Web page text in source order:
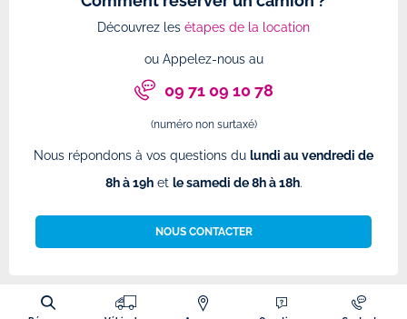
Découvrez les étapes de la location
ou Appelez-nous au
09 71 09 10 78
(numéro non surtaxé)
Nous répondons à vos questions du lundi au vendredi de
8h à 19het le samedi de 8h à 18h.
NOUS CONTACTER